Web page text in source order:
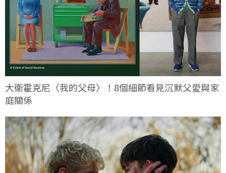
大衛霍克尼〈我的父母〉！8個細節看見沉默父愛與家
庭關係